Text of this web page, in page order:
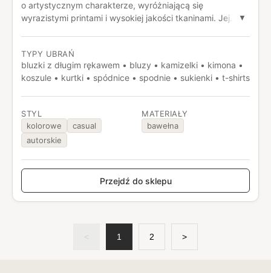
o artystycznym charakterze, wyróżniającą się
wyrazistymi printami i wysokiej jakości tkaninami. Jej
▼
TYPY UBRAŃ
bluzki z długim rękawem • bluzy • kamizelki • kimona •
koszule • kurtki • spódnice • spodnie • sukienki • t-shirts
STYL
kolorowe
casual
autorskie
MATERIAŁY
bawełna
Przejdź do sklepu
1 2 >